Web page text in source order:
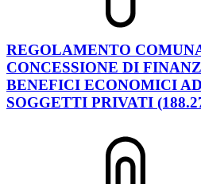
REGOLAMENTO
CONCESSIONE DI
BENEFICI ECONOMICI
SOGGETTI PRIVATI